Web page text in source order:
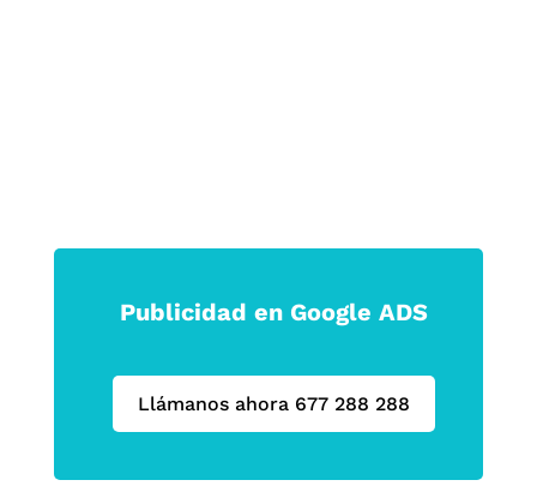
Publicidad en Google ADS
Llámanos ahora 677 288 288